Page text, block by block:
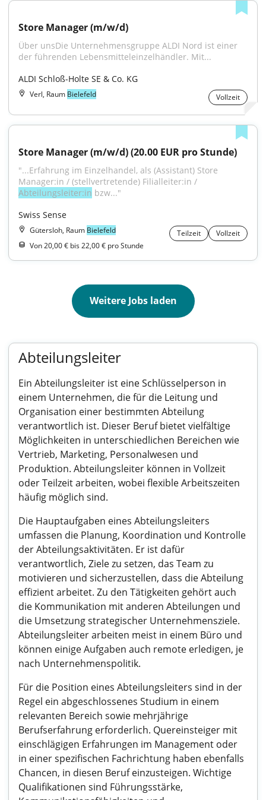
Store Manager (m/w/d)
Über unsDie Unternehmensgruppe ALDI Nord ist einer
der führenden Lebensmitteleinzelhändler. Mit...
ALDI Schloß-Holte SE & Co. KG
Verl, Raum Bielefeld Vollzeit
Store Manager (m/w/d) (20.00 EUR pro Stunde)
"...Erfahrung im Einzelhandel, als (Assistant) Store
Abteilungsleiter:in bzw..."
Swiss Sense
Gütersloh, Raum Bielefeld Teilzeit
Vollzeit
Von 20,00 € bis 22,00 € pro Stunde
Weitere Jobs laden
Abteilungsleiter
Ein Abteilungsleiter ist eine Schlüsselperson in
einem Unternehmen, die für die Leitung und
Organisation einer bestimmten Abteilung
verantwortlich ist. Dieser Beruf bietet vielfältige
Möglichkeiten in unterschiedlichen Bereichen wie
Vertrieb, Marketing, Personalwesen und
Produktion. Abteilungsleiter können in Vollzeit
oder Teilzeit arbeiten, wobei flexible Arbeitszeiten
häufig möglich sind.
Die Hauptaufgaben eines Abteilungsleiters
umfassen die Planung, Koordination und Kontrolle
der Abteilungsaktivitäten. Er ist dafür
verantwortlich, Ziele zu setzen, das Team zu
motivieren und sicherzustellen, dass die Abteilung
effizient arbeitet. Zu den Tätigkeiten gehört auch
die Kommunikation mit anderen Abteilungen und
die Umsetzung strategischer Unternehmensziele.
Abteilungsleiter arbeiten meist in einem Büro und
können einige Aufgaben auch remote erledigen, je
nach Unternehmenspolitik.
Für die Position eines Abteilungsleiters sind in der
Regel ein abgeschlossenes Studium in einem
relevanten Bereich sowie mehrjährige
Berufserfahrung erforderlich. Quereinsteiger mit
einschlägigen Erfahrungen im Management oder
in einer spezifischen Fachrichtung haben ebenfalls
Chancen, in diesen Beruf einzusteigen. Wichtige
Qualifikationen sind Führungsstärke,